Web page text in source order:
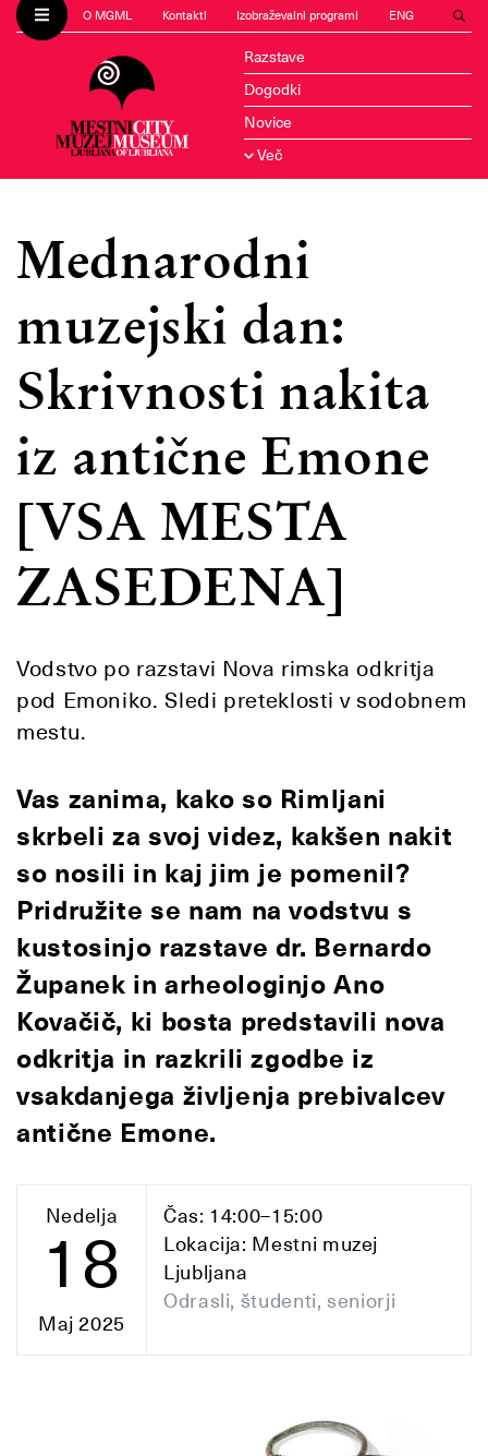
O MGML Kontakti Izobraževalni programi ENG
Razstave
Dogodki
Novice
Več
Mednarodni
muzejski dan:
Skrivnosti nakita
iz antične Emone
[VSA MESTA
ZASEDENA]
Vodstvo po razstavi Nova rimska odkritja
pod Emoniko. Sledi preteklosti v sodobnem
mestu.
Vas zanima, kako so Rimljani
skrbeli za svoj videz, kakšen nakit
so nosili in kaj jim je pomenil?
Pridružite se nam na vodstvu s
kustosinjo razstave dr. Bernardo
Županek in arheologinjo Ano
Kovačič, ki bosta predstavili nova
odkritja in razkrili zgodbe iz
vsakdanjega življenja prebivalcev
antične Emone.
Nedelja
18
Maj 2025
Čas: 14:00–15:00
Lokacija: Mestni muzej
Ljubljana
Odrasli, študenti, seniorji